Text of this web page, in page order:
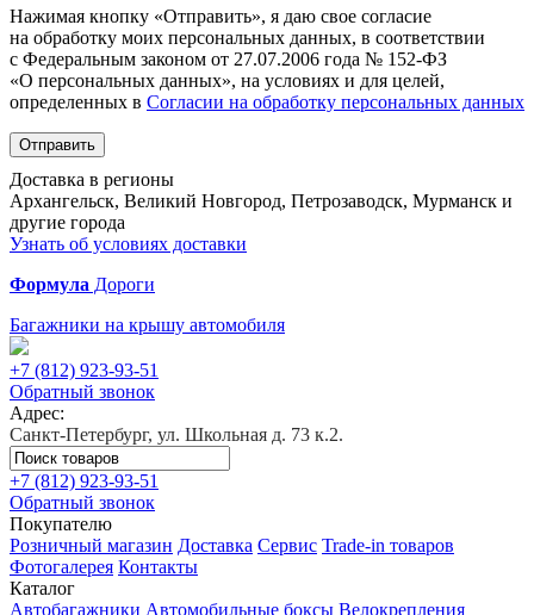
Нажимая кнопку «Отправить», я даю свое согласие
на обработку моих персональных данных, в соответствии
с Федеральным законом от 27.07.2006 года № 152-ФЗ
«О персональных данных», на условиях и для целей,
определенных в Согласии на обработку персональных данных
Отправить
Доставка в регионы
Архангельск, Великий Новгород, Петрозаводск, Мурманск и
другие города
Узнать об условиях доставки
Формула Дороги
Багажники на крышу автомобиля
+7 (812) 923-93-51
Обратный звонок
Адрес:
Санкт-Петербург, ул. Школьная д. 73 к.2.
+7 (812) 923-93-51
Обратный звонок
Покупателю
Розничный магазин Доставка Сервис Trade-in товаров
Фотогалерея Контакты
Каталог
Автобагажники Автомобильные боксы Велокрепления